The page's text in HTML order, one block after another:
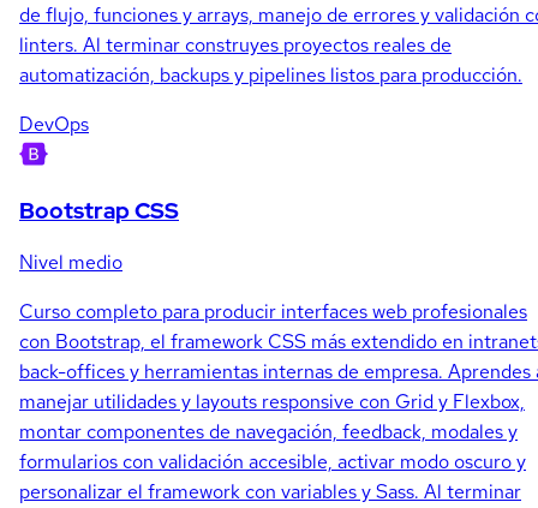
de flujo, funciones y arrays, manejo de errores y validación
linters. Al terminar construyes proyectos reales de
automatización, backups y pipelines listos para producción.
DevOps
Bootstrap CSS
Nivel medio
Curso completo para producir interfaces web profesionales
con Bootstrap, el framework CSS más extendido en
back-offices y herramientas internas de empresa. Aprendes
manejar utilidades y layouts responsive con Grid y Flexbox,
montar componentes de navegación, feedback, modales y
formularios con validación accesible, activar modo oscuro y
personalizar el framework con variables y Sass. Al terminar